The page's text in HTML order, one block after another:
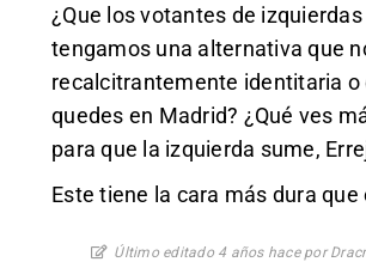
¿Que los votantes de izquierdas
tengamos una alternativa que
recalcitrantemente identitaria o
quedes en Madrid? ¿Qué ves
para que la izquierda sume,
Este tiene la cara más dura
Último editado 4 años hace por